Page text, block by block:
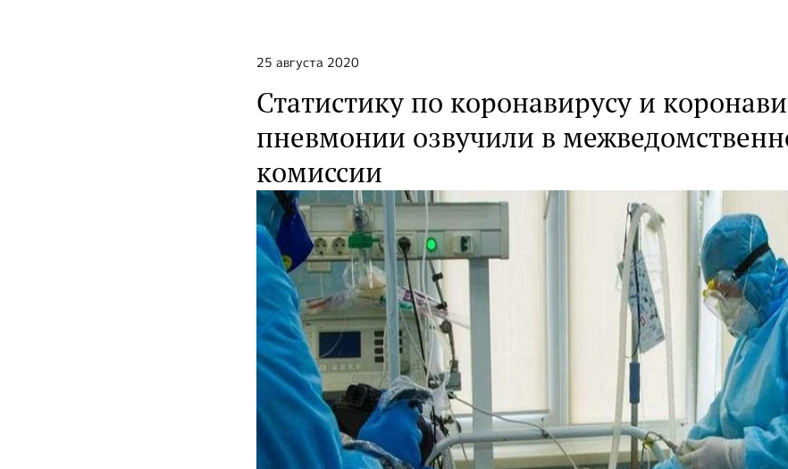
25 августа 2020
Статистику по коронавирусу и
пневмонии озвучили в
комиссии